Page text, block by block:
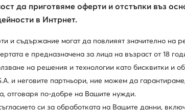
Вижте всички
да приготвяме оферти и отстъпки въз
в Интрнет.
и съдържание могат да повлияят значително на
е предназначена за лица на възраст от 18
на решения и технологии като бисквитки и
и неговите партньори, ние можем да
отговаря по-добре на Вашите нужди.
си за обработката на Вашите данни,